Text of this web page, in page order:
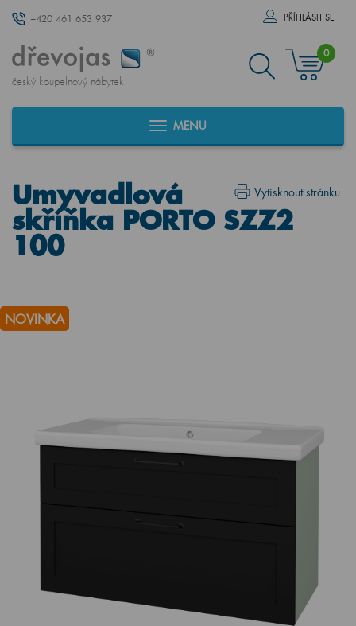
+420 461 653 937 PŘÍHLÁSIT SE
český koupelnový nábytek
0
MENU
Vytisknout stránku
Umyvadlová
skříňka PORTO SZZ2
100
NOVINKA